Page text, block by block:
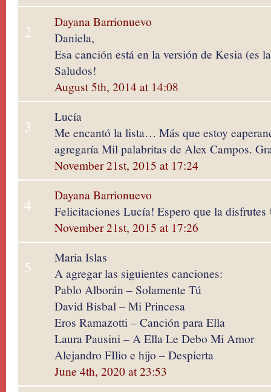
2
Dayana Barrionuevo
Daniela,
Esa canción está en la versión de Kesia (es
Saludos!
August 5th, 2014 at 14:08
3
Lucía
Me encantó la lista… Más que estoy
agregaría Mil palabritas de Alex Campos.
November 21st, 2015 at 17:24
4
Dayana Barrionuevo
Felicitaciones Lucía! Espero que la disfrutes
November 21st, 2015 at 17:26
5
Maria Islas
A agregar las siguientes canciones:
Pablo Alborán – Solamente Tú
David Bisbal – Mi Princesa
Eros Ramazotti – Canción para Ella
Laura Pausini – A Ella Le Debo Mi Amor
Alejandro FIlio e hijo – Despierta
June 4th, 2020 at 23:53